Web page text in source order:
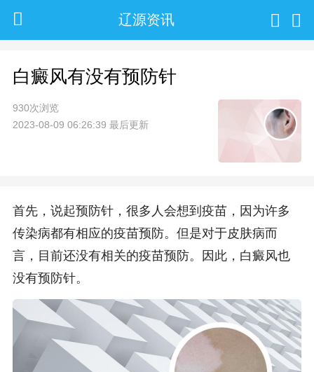
辽源资讯
白癜风有没有预防针
930次浏览
2023-08-09 06:26:39 最后更新
首先，说起预防针，很多人会想到疫苗，因为许多
传染病都有相应的疫苗预防。但是对于皮肤病而
言，目前还没有相关的疫苗预防。因此，白癜风也
没有预防针。